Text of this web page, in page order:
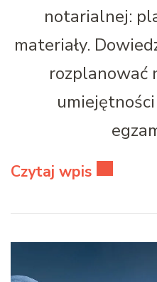
notarialnej:
materiały.
rozplanować
Czytaj wpis